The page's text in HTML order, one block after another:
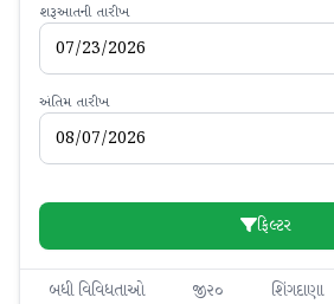
શરૂઆતની તારીખ
અંતિમ તારીખ
ફિલ્ટર
બધી વિવિધતાઓ જી૨૦ શિંગદાણા